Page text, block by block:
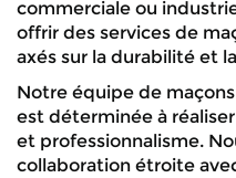
commerciale ou
offrir des services de
axés sur la durabilité et
Notre équipe de
est déterminée à
et professionnalisme.
collaboration étroite